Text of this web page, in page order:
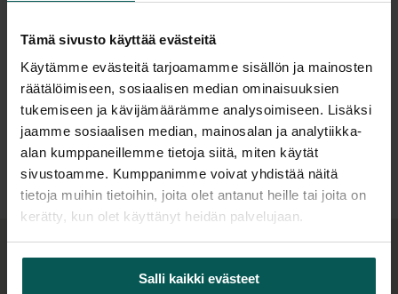
Tämä sivusto käyttää evästeitä
Käytämme evästeitä tarjoamamme sisällön ja mainosten
räätälöimiseen, sosiaalisen median ominaisuuksien
tukemiseen ja kävijämäärämme analysoimiseen. Lisäksi
jaamme sosiaalisen median, mainosalan ja analytiikka-
alan kumppaneillemme tietoja siitä, miten käytät
sivustoamme. Kumppanimme voivat yhdistää näitä
tietoja muihin tietoihin, joita olet antanut heille tai joita on
kerätty, kun olet käyttänyt heidän palvelujaan.
Salli kaikki evästeet
toimistoon. UNI vaatekaappi liukuovilla on
helppohoitoista ja huoletonta
matalapainelaminaattia. UNI vaatekaappi
liukuovilla on tilaustuote ja sitä on
saatavissa usealla eri värillä. Voit myös yhdistellä
värejä, esim. runko ja ovet eri väreillä.Ilmoitathan
tästä tarjouspyynnön lisätiedoissa.Kaappi on
lukittava ja mukana tulee 2 avainta.
Kaapin sisällä on hattuhylly ja hattyhyllyn
Lisätiedot